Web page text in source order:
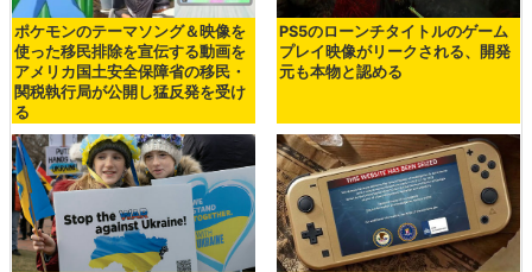
ポケモンのテーマソング＆映像を
使った移民排除を宣伝する動画を
アメリカ国土安全保障省の移民・
関税執行局が公開し猛反発を受け
る
PS5のローンチタイトルのゲーム
プレイ映像がリークされる、開発
元も本物と認める